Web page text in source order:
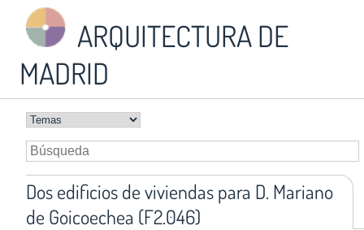
ARQUITECTURA DE
MADRID
Dos edificios de viviendas para D. Mariano
de Goicoechea (F2.046)